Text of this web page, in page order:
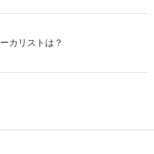
カリストは？